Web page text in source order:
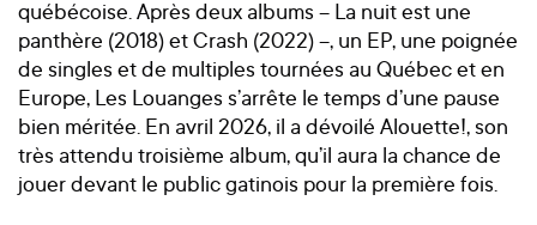
québécoise. Après deux albums – La nuit est une
panthère (2018) et Crash (2022) –, un EP, une poignée
de singles et de multiples tournées au Québec et en
Europe, Les Louanges s’arrête le temps d’une pause
bien méritée. En avril 2026, il a dévoilé Alouette!, son
très attendu troisième album, qu’il aura la chance de
jouer devant le public gatinois pour la première fois.